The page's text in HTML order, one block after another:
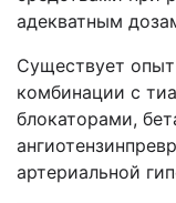
адекватным
Существует
комбинации с
блокаторами,
артериальной